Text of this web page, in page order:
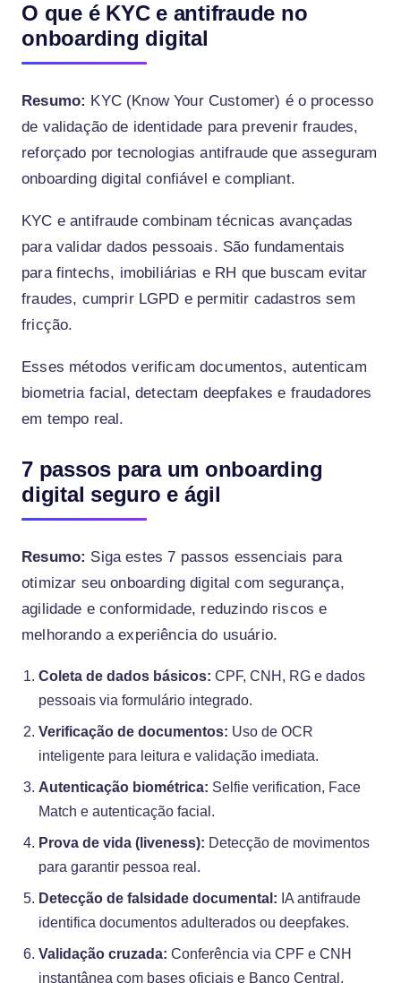
O que é KYC e antifraude no
onboarding digital
Resumo: KYC (Know Your Customer) é o processo
de validação de identidade para prevenir fraudes,
reforçado por tecnologias antifraude que asseguram
onboarding digital confiável e compliant.
KYC e antifraude combinam técnicas avançadas
para validar dados pessoais. São fundamentais
para fintechs, imobiliárias e RH que buscam evitar
fraudes, cumprir LGPD e permitir cadastros sem
fricção.
Esses métodos verificam documentos, autenticam
biometria facial, detectam deepfakes e fraudadores
em tempo real.
7 passos para um onboarding
digital seguro e ágil
Resumo: Siga estes 7 passos essenciais para
otimizar seu onboarding digital com segurança,
agilidade e conformidade, reduzindo riscos e
melhorando a experiência do usuário.
Coleta de dados básicos: CPF, CNH, RG e dados
pessoais via formulário integrado.
Verificação de documentos: Uso de OCR
inteligente para leitura e validação imediata.
Autenticação biométrica: Selfie verification, Face
Match e autenticação facial.
Prova de vida (liveness): Detecção de movimentos
para garantir pessoa real.
Detecção de falsidade documental: IA antifraude
identifica documentos adulterados ou deepfakes.
Validação cruzada: Conferência via CPF e CNH
instantânea com bases oficiais e Banco Central.